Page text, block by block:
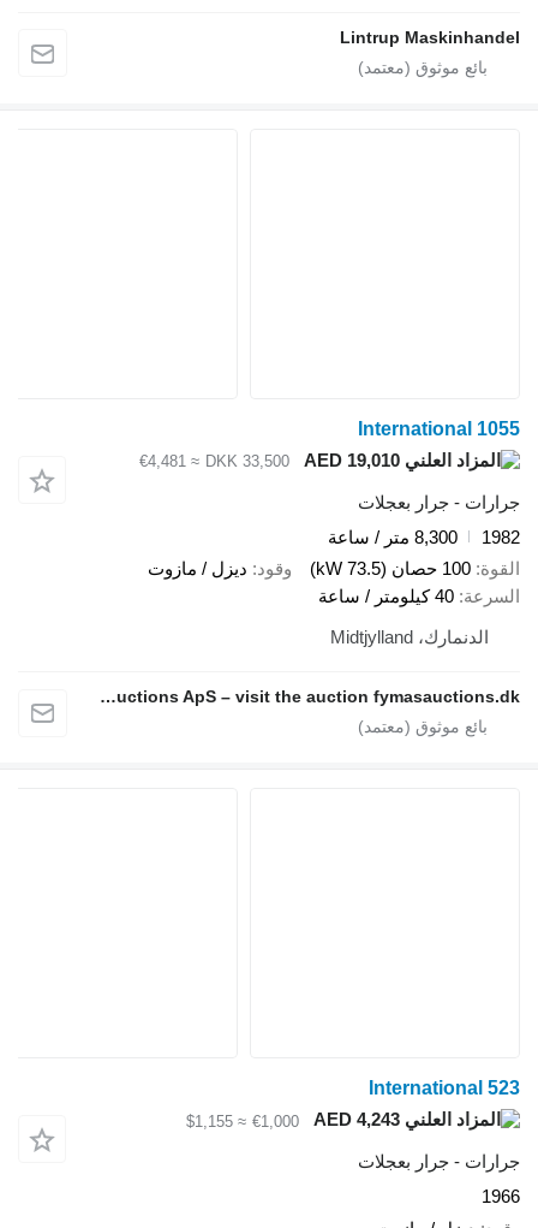
Lintrup
International
AED 19,010
DKK 33,500
≈ €4,481
- جرار بعجلات
8,300 متر / ساعة
100 حصان (73.5 kW) وقود ديزل / مازوت
40 كيلومتر / ساعة
الدنمارك، Midtjylland
Fymas Auctions ApS – visit the auction fymasauctions.dk
International
AED 4,243
€1,000
≈ $1,155
- جرار بعجلات